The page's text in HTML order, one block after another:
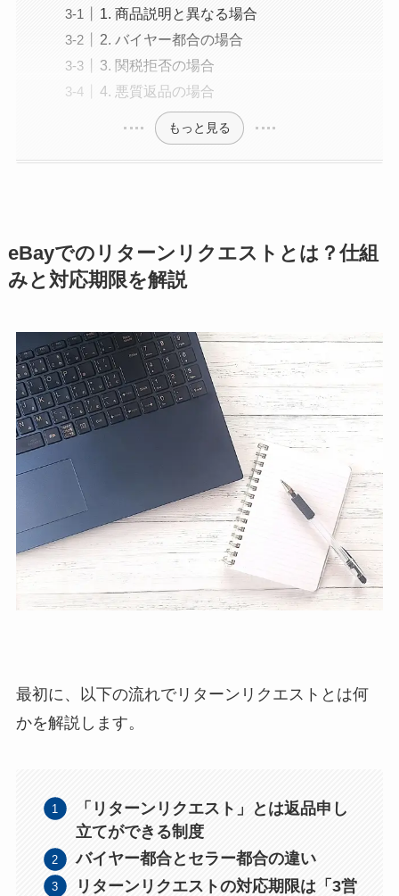
1. 商品説明と異なる場合
2. バイヤー都合の場合
3. 関税拒否の場合
4. 悪質返品の場合
もっと見る
eBayでのリターンリクエストとは？仕組
みと対応期限を解説
最初に、以下の流れでリターンリクエストとは何
かを解説します。
「リターンリクエスト」とは返品申し
立てができる制度
バイヤー都合とセラー都合の違い
リターンリクエストの対応期限は「3営